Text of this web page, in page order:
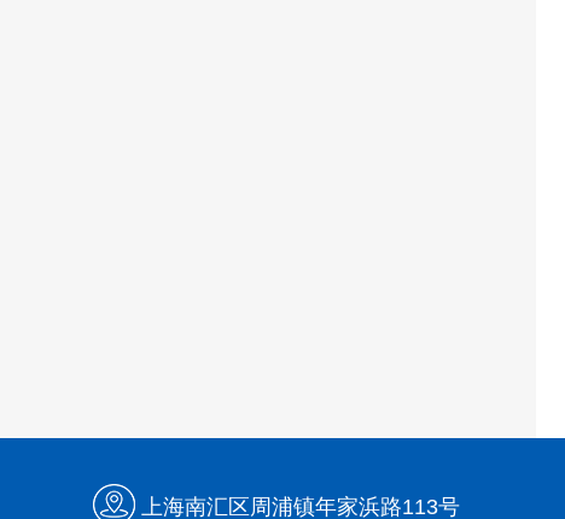
上海南汇区周浦镇年家浜路113号